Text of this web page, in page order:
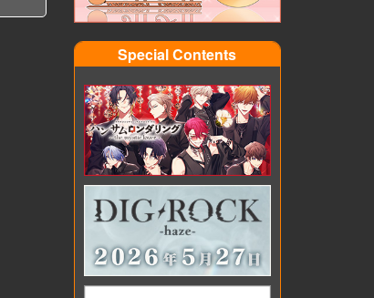
Special Contents